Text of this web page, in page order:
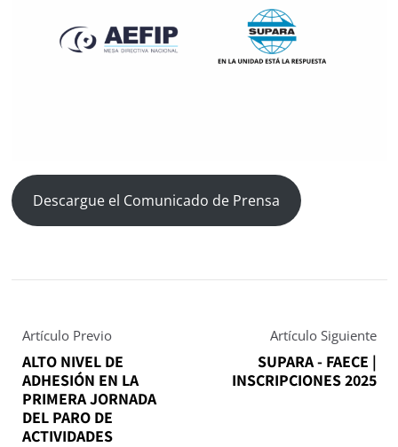
Descargue el Comunicado de Prensa
Artículo Previo
ALTO NIVEL DE
ADHESIÓN EN LA
PRIMERA JORNADA
DEL PARO DE
ACTIVIDADES
Artículo Siguiente
SUPARA - FAECE |
INSCRIPCIONES 2025